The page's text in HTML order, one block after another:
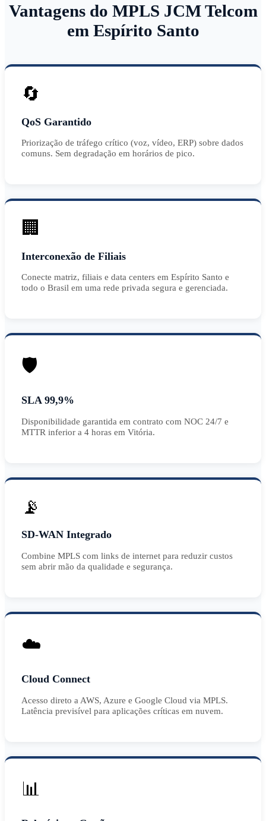
Vantagens do MPLS JCM Telcom
em Espírito Santo
🔄
QoS Garantido
Priorização de tráfego crítico (voz, vídeo, ERP) sobre dados
comuns. Sem degradação em horários de pico.
🏢
Interconexão de Filiais
Conecte matriz, filiais e data centers em Espírito Santo e
todo o Brasil em uma rede privada segura e gerenciada.
🛡️
SLA 99,9%
Disponibilidade garantida em contrato com NOC 24/7 e
MTTR inferior a 4 horas em Vitória.
📡
SD-WAN Integrado
Combine MPLS com links de internet para reduzir custos
sem abrir mão da qualidade e segurança.
☁️
Cloud Connect
Acesso direto a AWS, Azure e Google Cloud via MPLS.
Latência previsível para aplicações críticas em nuvem.
📊